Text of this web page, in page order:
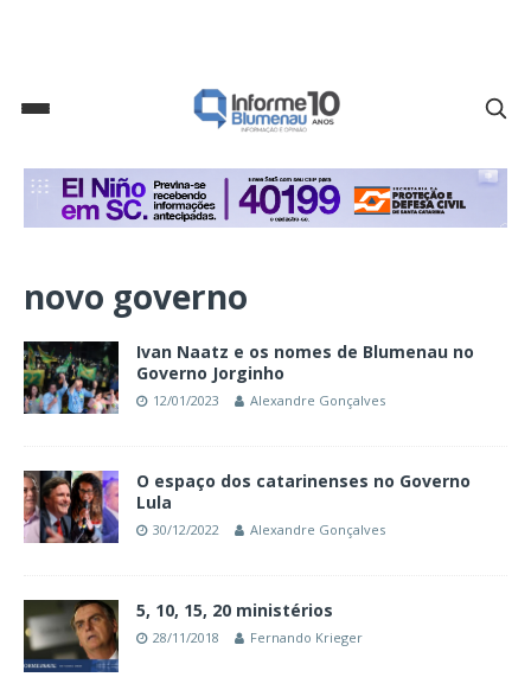
novo governo
Ivan Naatz e os nomes de Blumenau no
Governo Jorginho
12/01/2023 Alexandre Gonçalves
O espaço dos catarinenses no Governo
Lula
30/12/2022 Alexandre Gonçalves
5, 10, 15, 20 ministérios
28/11/2018 Fernando Krieger